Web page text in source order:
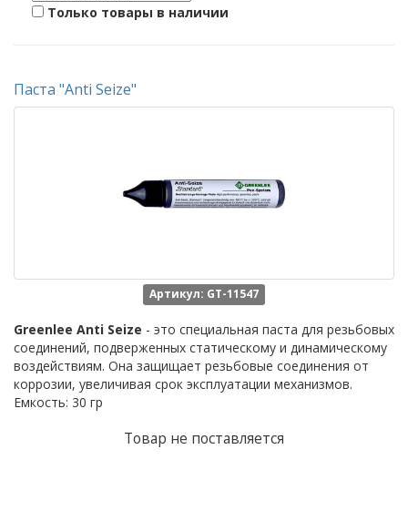
Только товары в наличии
Паста "Anti Seize"
Артикул: GT-11547
Greenlee Anti Seize - это специальная паста для резьбовых
соединений, подверженных статическому и динамическому
воздействиям. Она защищает резьбовые соединения от
коррозии, увеличивая срок эксплуатации механизмов.
Емкость: 30 гр
Товар не поставляется